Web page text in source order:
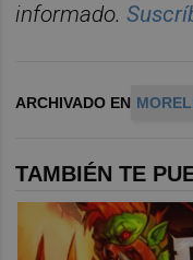
informado. Suscrí
ARCHIVADO EN
TAMBIÉN TE